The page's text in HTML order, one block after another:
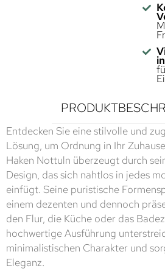
Entdecken Sie eine stilvolle und
Lösung, um Ordnung in Ihr
Haken Nottuln überzeugt durch
Design, das sich nahtlos in jedes
einfügt. Seine puristische
einem dezenten und dennoch
den Flur, die Küche oder das
hochwertige Ausführung
minimalistischen Charakter und
Eleganz.